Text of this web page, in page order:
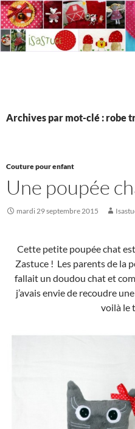
Aller
au
contenu
Archives par mot-clé : robe
Couture pour enfant
Une poupée
mardi 29 septembre 2015
Cette petite poupée chat
Zastuce ! Les parents de la
fallait un doudou chat et
j’avais envie de recoudre
voilà le